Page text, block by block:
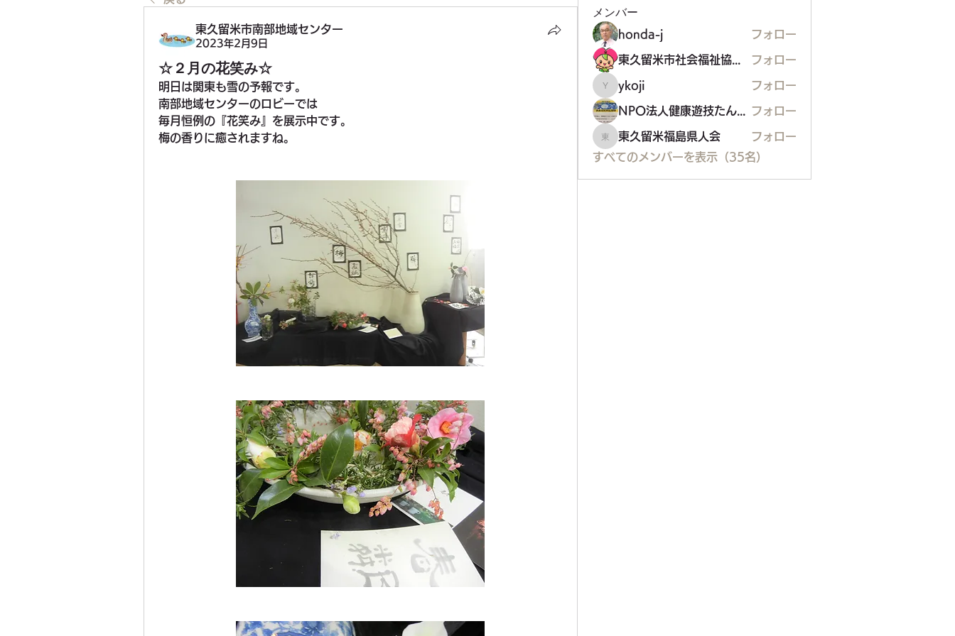
東久留米市南部地域センター
2023年2月9日
☆２月の花笑み☆
明日は関東も雪の予報です。
南部地域センターのロビーでは
毎月恒例の『花笑み』を展示中です。
梅の香りに癒されますね。
メンバー
honda-j フォロー
東久留米市社会福祉協議会 フォロー
ykoji
ykoji フォロー
NPO法人健康遊技たんぽぽ フォロー
東久留米福島県人会
東久留米福島県人会
フォロー
すべてのメンバーを表示（35名）